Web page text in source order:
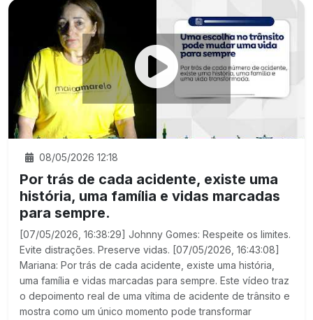
08/05/2026 12:18
Por trás de cada acidente, existe uma
história, uma família e vidas marcadas
para sempre.
[07/05/2026, 16:38:29] Johnny Gomes: Respeite os limites.
Evite distrações. Preserve vidas. [07/05/2026, 16:43:08]
Mariana: Por trás de cada acidente, existe uma história,
uma família e vidas marcadas para sempre. Este vídeo traz
o depoimento real de uma vítima de acidente de trânsito e
mostra como um único momento pode transformar